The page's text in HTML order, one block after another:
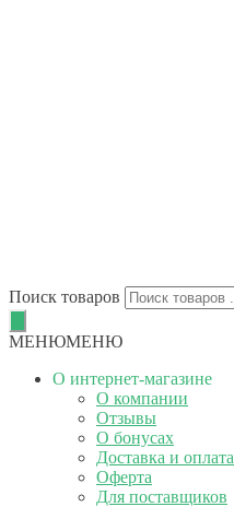
Поиск товаров
МЕНЮМЕНЮ
О интернет-магазине
О компании
Отзывы
О бонусах
Доставка и оплата
Оферта
Для поставщиков